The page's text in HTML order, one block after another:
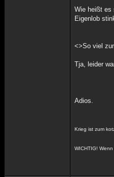
Wie heißt es
Eigenlob
<>So viel
Tja, leider
Adios.
Krieg ist zum
WICHTIG!